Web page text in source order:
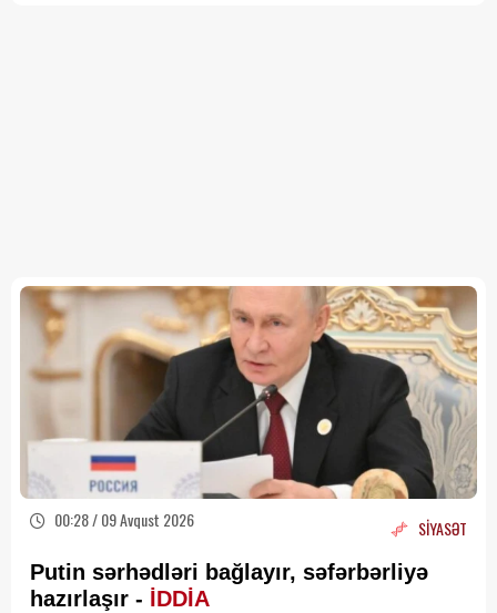
00:28 / 09 Avqust 2026 SİYASƏT
Putin sərhədləri bağlayır, səfərbərliyə
hazırlaşır - İDDİA